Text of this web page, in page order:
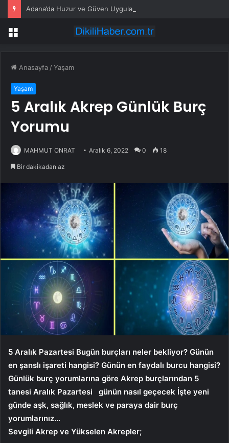
Adana’da Huzur ve Güven Uygulaması
Menü
Anasayfa /Yaşam
Yaşam
5 Aralık Akrep Günlük Burç
Yorumu
MAHMUT ONRAT Aralık 6, 2022 0 18
Bir dakikadan az
5 Aralık Pazartesi Bugün burçları neler bekliyor? Günün
en şanslı işareti hangisi? Günün en faydalı burcu hangisi?
Günlük burç yorumlarına göre Akrep burçlarından 5
tanesi Aralık Pazartesi
günün nasıl geçecek İşte yeni
günde aşk, sağlık, meslek ve paraya dair burç
yorumlarınız…
Sevgili Akrep ve Yükselen Akrepler;